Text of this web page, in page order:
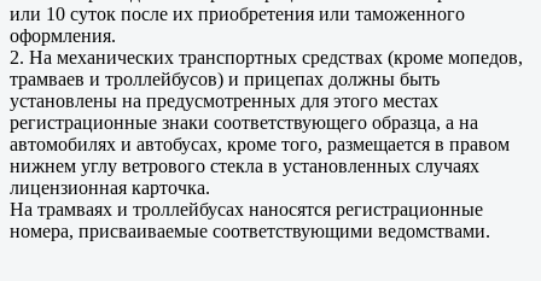
или 10 суток после их приобретения или таможенного
оформления.
2. На механических транспортных средствах (кроме мопедов,
трамваев и троллейбусов) и прицепах должны быть
установлены на предусмотренных для этого местах
регистрационные знаки соответствующего образца, а на
автомобилях и автобусах, кроме того, размещается в правом
нижнем углу ветрового стекла в установленных случаях
лицензионная карточка.
На трамваях и троллейбусах наносятся регистрационные
номера, присваиваемые соответствующими ведомствами.